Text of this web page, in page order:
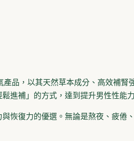
產品，以其天然草本成分、高效補
進補」的方式，達到提升男性性能
恢復力的優選。無論是熬夜、疲倦